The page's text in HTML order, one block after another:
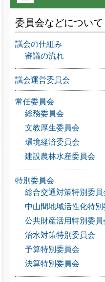
委員会などについて
議会の仕組み
審議の流れ
議会運営委員会
常任委員会
総務委員会
文教厚生委員会
環境経済委員会
建設農林水産委員会
特別委員会
総合交通対策特別委員
中山間地域活性化特別
公共財産活用特別委員
治水対策特別委員会
予算特別委員会
決算特別委員会